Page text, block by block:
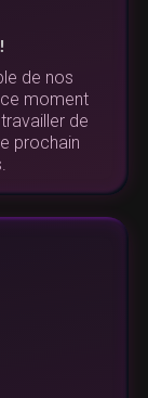
de nos
moment
de
prochain